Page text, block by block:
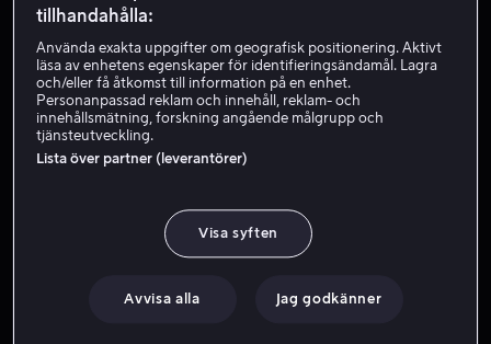
tillhandahålla:
Använda exakta uppgifter om geografisk positionering. Aktivt
läsa av enhetens egenskaper för identifieringsändamål. Lagra
och/eller få åtkomst till information på en enhet.
Personanpassad reklam och innehåll, reklam- och
innehållsmätning, forskning angående målgrupp och
tjänsteutveckling.
Lista över partner (leverantörer)
Visa syften
Avvisa alla Jag godkänner